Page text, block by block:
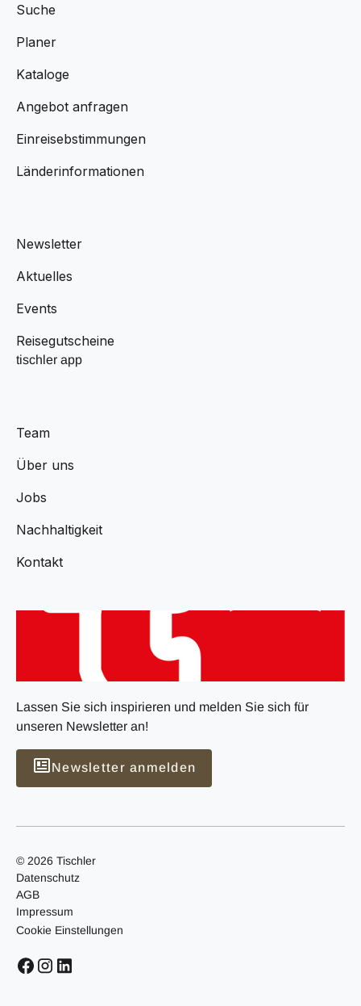
Suche
Planer
Kataloge
Angebot anfragen
Einreisebstimmungen
Länderinformationen
Newsletter
Aktuelles
Events
Reisegutscheine
tischler app
Team
Über uns
Jobs
Nachhaltigkeit
Kontakt
Lassen Sie sich inspirieren und melden Sie sich für
unseren Newsletter an!
Newsletter anmelden
© 2026 Tischler
Datenschutz
AGB
Impressum
Cookie Einstellungen